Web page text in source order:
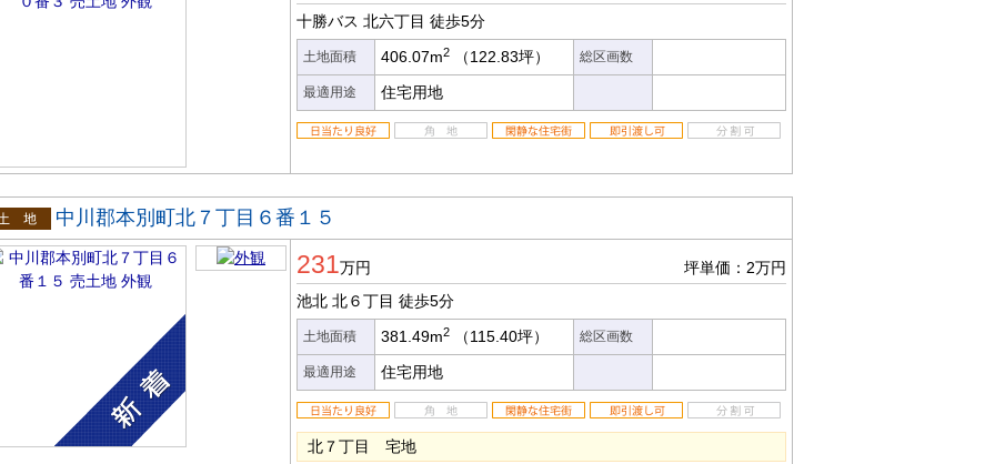
十勝バス 北六丁目 徒歩5分
土地面積 406.07m2 （122.83坪） 総区画数
最適用途 住宅用地
地
中川郡本別町北７丁目６番１５
231万円
坪単価：2万円
池北 北６丁目 徒歩5分
土地面積 381.49m2 （115.40坪） 総区画数
最適用途 住宅用地
北７丁目 宅地